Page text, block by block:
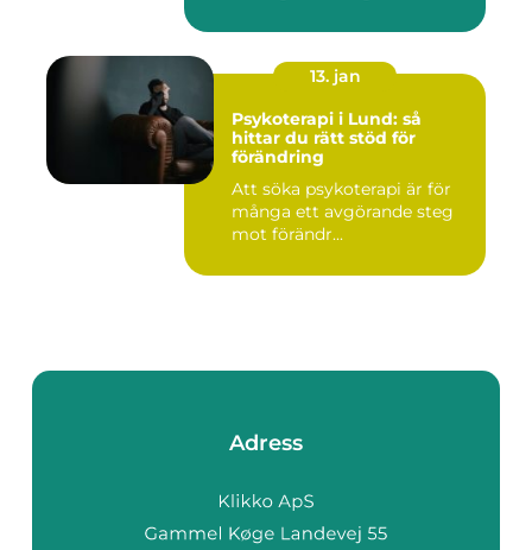
13. jan
Psykoterapi i Lund: så
hittar du rätt stöd för
förändring
Att söka psykoterapi är för
många ett avgörande steg
mot förändr...
Adress